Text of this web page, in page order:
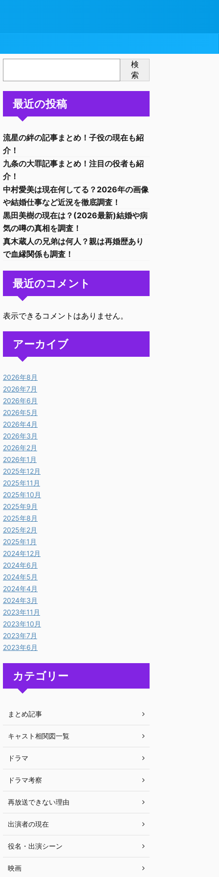
検
索
最近の投稿
流星の絆の記事まとめ！子役の現在も紹
介！
九条の大罪記事まとめ！注目の役者も紹
介！
中村愛美は現在何してる？2026年の画像
や結婚仕事など近況を徹底調査！
黒田美樹の現在は？(2026最新)結婚や病
気の噂の真相を調査！
真木蔵人の兄弟は何人？親は再婚歴あり
で血縁関係も調査！
最近のコメント
表示できるコメントはありません。
アーカイブ
2026年8月
2026年7月
2026年6月
2026年5月
2026年4月
2026年3月
2026年2月
2026年1月
2025年12月
2025年11月
2025年10月
2025年9月
2025年8月
2025年2月
2025年1月
2024年12月
2024年6月
2024年5月
2024年4月
2024年3月
2023年11月
2023年10月
2023年7月
2023年6月
カテゴリー
まとめ記事
キャスト相関図一覧
ドラマ
ドラマ考察
再放送できない理由
出演者の現在
役名・出演シーン
映画